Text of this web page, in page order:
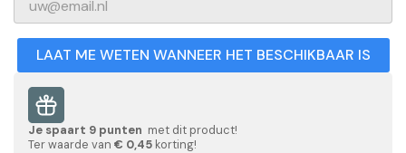
LAAT ME WETEN WANNEER HET BESCHIKBAAR IS
Je spaart 9 punten met dit product!
Ter waarde van € 0,45 korting!